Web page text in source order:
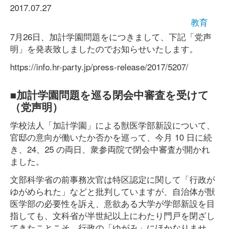
2017.07.27
教育
7月26日、加計学園問題をにつきまして、下記「党声
明」を発表致しましたのでお知らせいたします。
https://info.hr-party.jp/press-release/2017/5207/
■加計学園問題を巡る閉会中審査を受けて
（党声明）
学校法人「加計学園」による獣医学部新設について、
官邸の意向が働いたか否かを巡って、今月 10 日に続
き、24、25 の両日、衆参両院で閉会中審査が開かれ
ました。
文部科学省の前事務次官は特区認定に関して「行政が
ゆがめられた」などと批判していますが、自治体が獣
医学部の必要性を訴え、意欲ある大学が学部新設を目
指しても、文科省が半世紀以上にわたり門戸を閉ざし